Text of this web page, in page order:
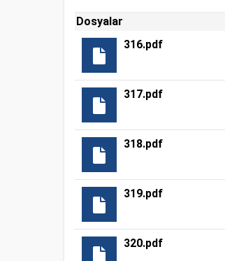
Dosyalar
316.pdf
317.pdf
318.pdf
319.pdf
320.pdf